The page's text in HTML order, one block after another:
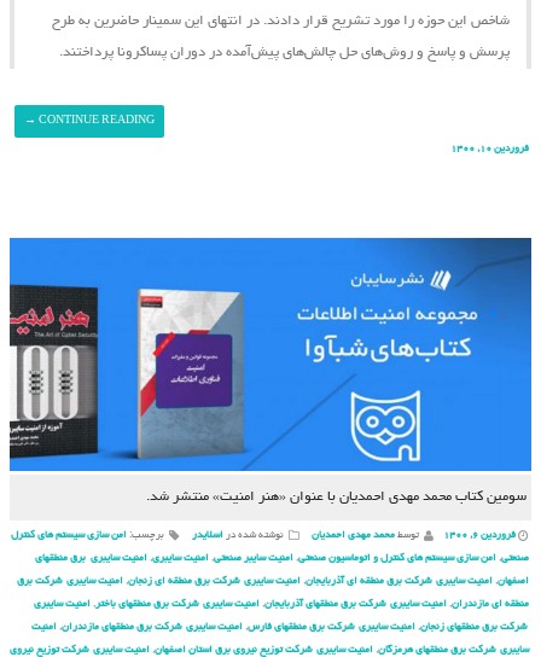
شاخص این حوزه را مورد تشریح قرار دادند. در انتهای این سمینار حاضرین به طرح
پرسش و پاسخ و روش‌های حل چالش‌های پیش‌آمده در دوران پساکرونا پرداختند.
CONTINUE READING
→
فروردین ۱۰, ۱۴۰۰
سومین کتاب محمد مهدی احمدیان با عنوان «هنر امنیت» منتشر شد.
فروردین ۶, ۱۴۰۰ توسط محمد مهدی احمدیان نوشته شده در اسلایدر برچسب: امن سازی سیستم های کنترل
صنعتی, امن سازی سیستم های کنترل و اتوماسیون صنعتی, امنیت سایبر صنعتی, امنیت سایبری, امنیت سایبری برق منطقهای
اصفهان, امنیت سایبری شركت برق منطقه ای آذربایجان, امنیت سایبری شركت برق منطقه ای زنجان, امنیت سایبری شركت برق
منطقه ای مازندران, امنیت سایبری شركت برق منطقهای آذربایجان, امنیت سایبری شركت برق منطقهای باختر , امنیت سایبری
شركت برق منطقهای زنجان, امنیت سایبری شركت برق منطقهای فارس, امنیت سایبری شركت برق منطقهای مازندران, امنیت
سایبری شركت برق منطقهای هرمزگان, امنیت سایبری شركت توزیع نیروی برق استان اصفهان, امنیت سایبری شركت توزیع نیروی